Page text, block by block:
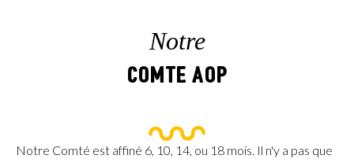
Notre
Comte AOP
Notre Comté est affiné 6, 10, 14, ou 18 mois. Il n'y a pas que